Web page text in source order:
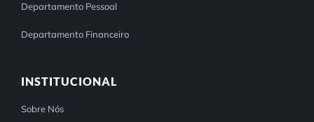
Departamento Pessoal
Departamento Financeiro
INSTITUCIONAL
Sobre Nós